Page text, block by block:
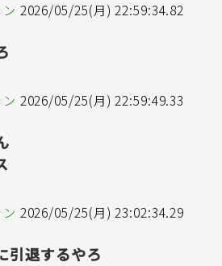
2026/05/25(月) 22:59:34.82
2026/05/25(月) 22:59:49.33
2026/05/25(月) 23:02:34.29
引退するやろ